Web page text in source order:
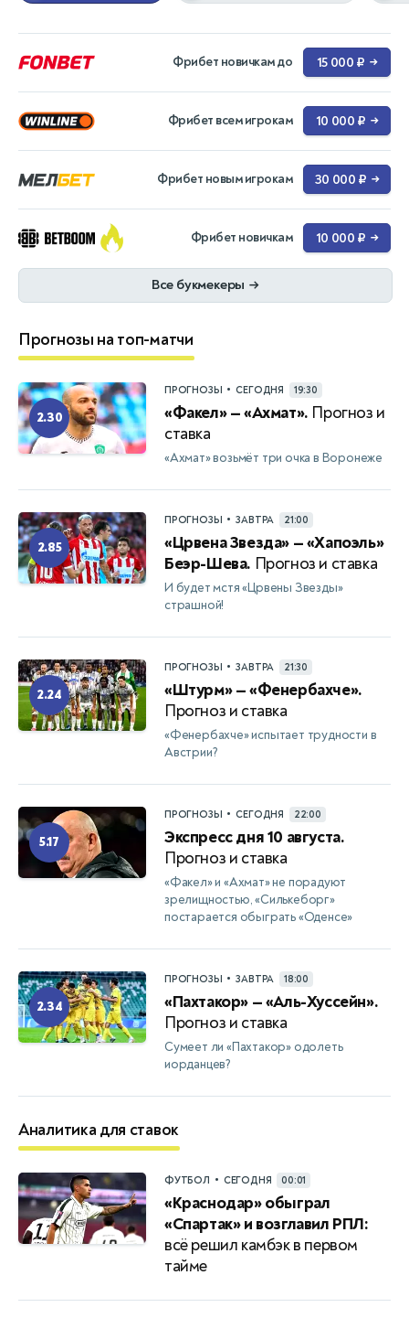
Фрибет новичкам до 15 000 ₽ →
Фрибет всем игрокам 10 000 ₽ →
Фрибет новым игрокам 30 000 ₽ →
Фрибет новичкам 10 000 ₽ →
Все букмекеры →
Прогнозы на топ-матчи
2.30
ПРОГНОЗЫ • СЕГОДНЯ 19:30
«Факел» — «Ахмат». Прогноз и
ставка
«Ахмат» возьмёт три очка в Воронеже
2.85
ПРОГНОЗЫ • ЗАВТРА 21:00
«Црвена Звезда» — «Хапоэль»
Беэр-Шева. Прогноз и ставка
И будет мстя «Црвены Звезды»
страшной!
2.24
ПРОГНОЗЫ • ЗАВТРА 21:30
«Штурм» — «Фенербахче».
Прогноз и ставка
«Фенербахче» испытает трудности в
Австрии?
5.17
ПРОГНОЗЫ • СЕГОДНЯ 22:00
Экспресс дня 10 августа.
Прогноз и ставка
«Факел» и «Ахмат» не порадуют
зрелищностью, «Силькеборг»
постарается обыграть «Оденсе»
2.34
ПРОГНОЗЫ • ЗАВТРА 18:00
«Пахтакор» — «Аль-Хуссейн».
Прогноз и ставка
Сумеет ли «Пахтакор» одолеть
иорданцев?
Аналитика для ставок
ФУТБОЛ • СЕГОДНЯ 00:01
«Краснодар» обыграл
«Спартак» и возглавил РПЛ:
всё решил камбэк в первом
тайме